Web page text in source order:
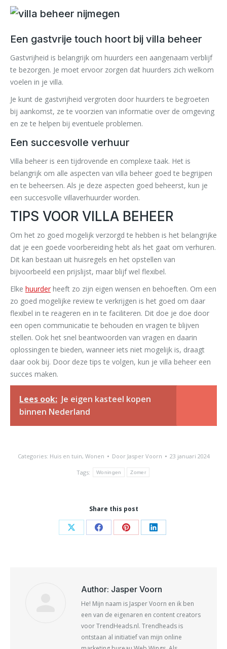
Een gastvrije touch hoort bij villa beheer
Gastvrijheid is belangrijk om huurders een aangenaam verblijf
te bezorgen. Je moet ervoor zorgen dat huurders zich welkom
voelen in je villa.
Je kunt de gastvrijheid vergroten door huurders te begroeten
bij aankomst, ze te voorzien van informatie over de omgeving
en ze te helpen bij eventuele problemen.
Een succesvolle verhuur
Villa beheer is een tijdrovende en complexe taak. Het is
belangrijk om alle aspecten van villa beheer goed te begrijpen
en te beheersen. Als je deze aspecten goed beheerst, kun je
een succesvolle villaverhuurder worden.
TIPS VOOR VILLA BEHEER
Om het zo goed mogelijk verzorgd te hebben is het belangrijke
dat je een goede voorbereiding hebt als het gaat om verhuren.
Dit kan bestaan uit huisregels en het opstellen van
bijvoorbeeld een prijslijst, maar blijf wel flexibel.
Elke huurder heeft zo zijn eigen wensen en behoeften. Om een
zo goed mogelijke review te verkrijgen is het goed om daar
flexibel in te reageren en in te faciliteren. Dit doe je doe door
een open communicatie te behouden en vragen te blijven
stellen. Ook het snel beantwoorden van vragen en daarin
oplossingen te bieden, wanneer iets niet mogelijk is, draagt
daar ook bij. Door deze tips te volgen, kun je villa beheer een
succes maken.
Lees ook: Je eigen kasteel kopen
binnen Nederland
Categories: Huis en tuin, Wonen Door Jasper Voorn 23 januari 2024
Tags: Woningen Zomer
Share this post
Share Share Share Share
Author: Jasper Voorn
He! Mijn naam is Jasper Voorn en ik ben
een van de eigenaren en content creators
voor TrendHeads.nl. Trendheads is
ontstaan al initiatief van mijn online